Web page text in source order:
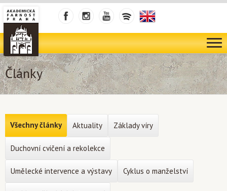
Články
Všechny články Aktuality Základy víry
Duchovní cvičení a rekolekce
Umělecké intervence a výstavy Cyklus o manželství